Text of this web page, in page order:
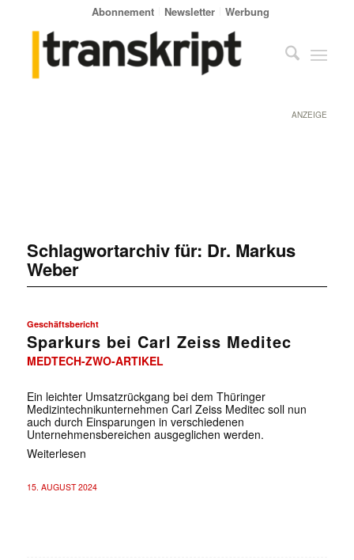
Abonnement Newsletter Werbung
ANZEIGE
Schlagwortarchiv für: Dr. Markus
Weber
Geschäftsbericht
Sparkurs bei Carl Zeiss Meditec
MEDTECH-ZWO-ARTIKEL
Ein leichter Umsatzrückgang bei dem Thüringer
Medizintechnikunternehmen Carl Zeiss Meditec soll nun
auch durch Einsparungen in verschiedenen
Unternehmensbereichen ausgeglichen werden.
Weiterlesen
15. AUGUST 2024